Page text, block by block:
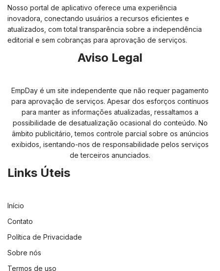
Nosso portal de aplicativo oferece uma experiência
inovadora, conectando usuários a recursos eficientes e
atualizados, com total transparência sobre a independência
editorial e sem cobranças para aprovação de serviços.
Aviso Legal
EmpDay é um site independente que não requer pagamento
para aprovação de serviços. Apesar dos esforços contínuos
para manter as informações atualizadas, ressaltamos a
possibilidade de desatualização ocasional do conteúdo. No
âmbito publicitário, temos controle parcial sobre os anúncios
exibidos, isentando-nos de responsabilidade pelos serviços
de terceiros anunciados.
Links Úteis
Início
Contato
Política de Privacidade
Sobre nós
Termos de uso